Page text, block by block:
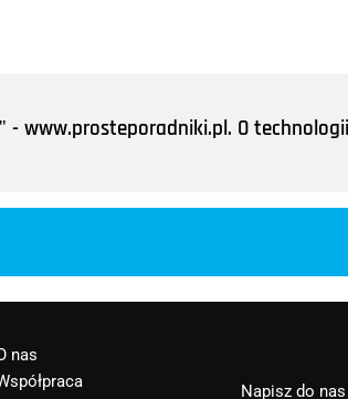
www.prosteporadniki.pl. O
nas
Napisz do nas